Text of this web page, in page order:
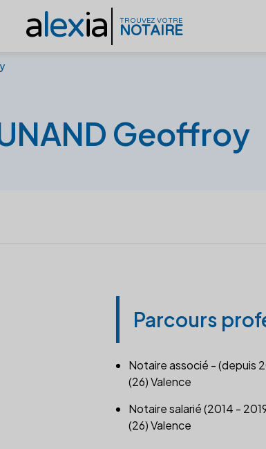
alexia TROUVEZ VOTRE
NOTAIRE
Geoffroy
Parcours
Notaire associé - (depuis
(26) Valence
Notaire salarié (2014 -
(26) Valence